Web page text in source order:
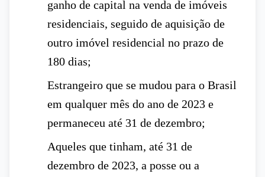
ganho de capital na venda de imóveis
residenciais, seguido de aquisição de
outro imóvel residencial no prazo de
180 dias;
Estrangeiro que se mudou para o Brasil
em qualquer mês do ano de 2023 e
permaneceu até 31 de dezembro;
Aqueles que tinham, até 31 de
dezembro de 2023, a posse ou a